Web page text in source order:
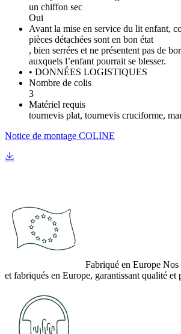
un chiffon sec
Oui
Avant la mise en service du lit enfant,
pièces détachées sont en bon état
, bien serrées et ne présentent pas de
auxquels l’enfant pourrait se blesser.
• DONNÉES LOGISTIQUES
Nombre de colis
3
Matériel requis
tournevis plat, tournevis cruciforme,
Notice de montage COLINE
Fabriqué en Europe Nos
et fabriqués en Europe, garantissant qualité et